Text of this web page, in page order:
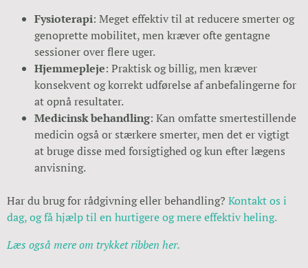
Fysioterapi: Meget effektiv til at reducere smerter og
genoprette mobilitet, men kræver ofte gentagne
sessioner over flere uger.
Hjemmepleje: Praktisk og billig, men kræver
konsekvent og korrekt udførelse af anbefalingerne for
at opnå resultater.
Medicinsk behandling: Kan omfatte smertestillende
medicin også or stærkere smerter, men det er vigtigt
at bruge disse med forsigtighed og kun efter lægens
anvisning.
Har du brug for rådgivning eller behandling? Kontakt os i
dag, og få hjælp til en hurtigere og mere effektiv heling.
Læs også mere om trykket ribben her.